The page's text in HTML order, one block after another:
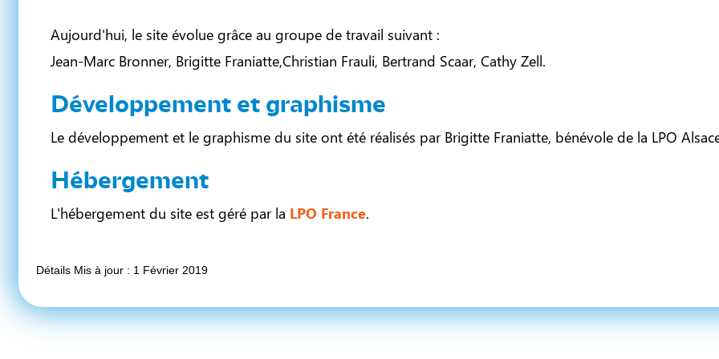
Aujourd'hui, le site évolue grâce au groupe de travail suivant :
Jean-Marc Bronner, Brigitte Franiatte,Christian Frauli, Bertrand Scaar, Cathy Zell.
Développement et graphisme
Le développement et le graphisme du site ont été réalisés par Brigitte Franiatte, bénévole de la LPO
Hébergement
L'hébergement du site est géré par la LPO France.
Détails Mis à jour : 1 Février 2019